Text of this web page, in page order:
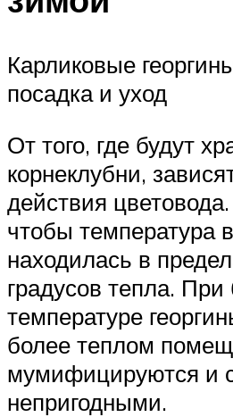
Карликовые
посадка и уход
От того, где будут
корнеклубни,
действия
чтобы температура
находилась в
градусов тепла. При
температуре
более теплом
мумифицируются и
непригодными.